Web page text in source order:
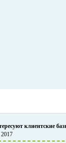
клиентские